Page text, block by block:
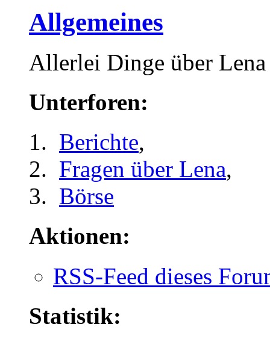
Allgemeines
Allerlei Dinge über Lena
Unterforen:
Berichte,
Fragen über Lena,
Börse
Aktionen:
RSS-Feed dieses
Statistik: